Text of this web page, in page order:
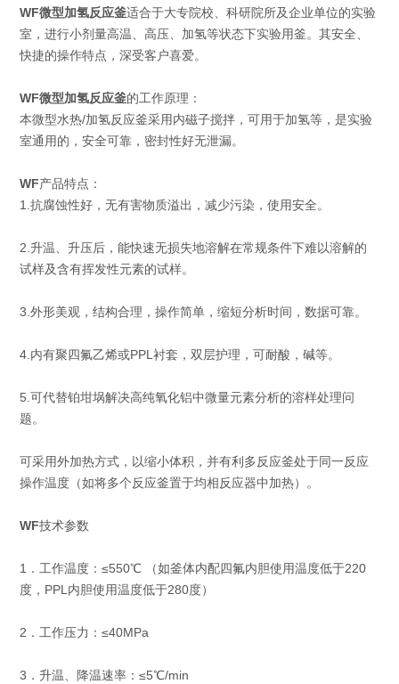
WF微型加氢反应釜适合于大专院校、科研院所及企业单位的实验
室，进行小剂量高温、高压、加氢等状态下实验用釜。其安全、
快捷的操作特点，深受客户喜爱。
WF微型加氢反应釜的工作原理：
本微型水热/加氢反应釜采用内磁子搅拌，可用于加氢等，是实验
室通用的，安全可靠，密封性好无泄漏。
WF产品特点：
1.抗腐蚀性好，无有害物质溢出，减少污染，使用安全。
2.升温、升压后，能快速无损失地溶解在常规条件下难以溶解的
试样及含有挥发性元素的试样。
3.外形美观，结构合理，操作简单，缩短分析时间，数据可靠。
4.内有聚四氟乙烯或PPL衬套，双层护理，可耐酸，碱等。
5.可代替铂坩埚解决高纯氧化铝中微量元素分析的溶样处理问
题。
可采用外加热方式，以缩小体积，并有利多反应釜处于同一反应
操作温度（如将多个反应釜置于均相反应器中加热）。
WF技术参数
1．工作温度：≤550℃ （如釜体内配四氟内胆使用温度低于220
度，PPL内胆使用温度低于280度）
2．工作压力：≤40MPa
3．升温、降温速率：≤5℃/min